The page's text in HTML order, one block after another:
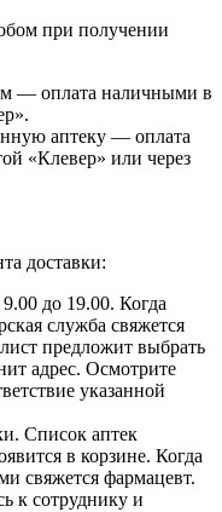
при получении
— оплата наличными в
аптеку — оплата
«Клевер» или через
доставки:
9.00 до 19.00. Когда
служба свяжется
предложит выбрать
адрес. Осмотрите
указанной
Список аптек
в корзине. Когда
свяжется фармацевт.
к сотруднику и